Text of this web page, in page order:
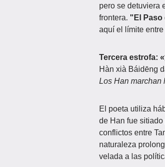
pero se detuviera
frontera. "El Paso
aquí el límite
Tercera estrofa:
Hàn xià Báidēng
Los Han marchan
El poeta utiliza
de Han fue sitiado
conflictos entre
naturaleza
velada a las